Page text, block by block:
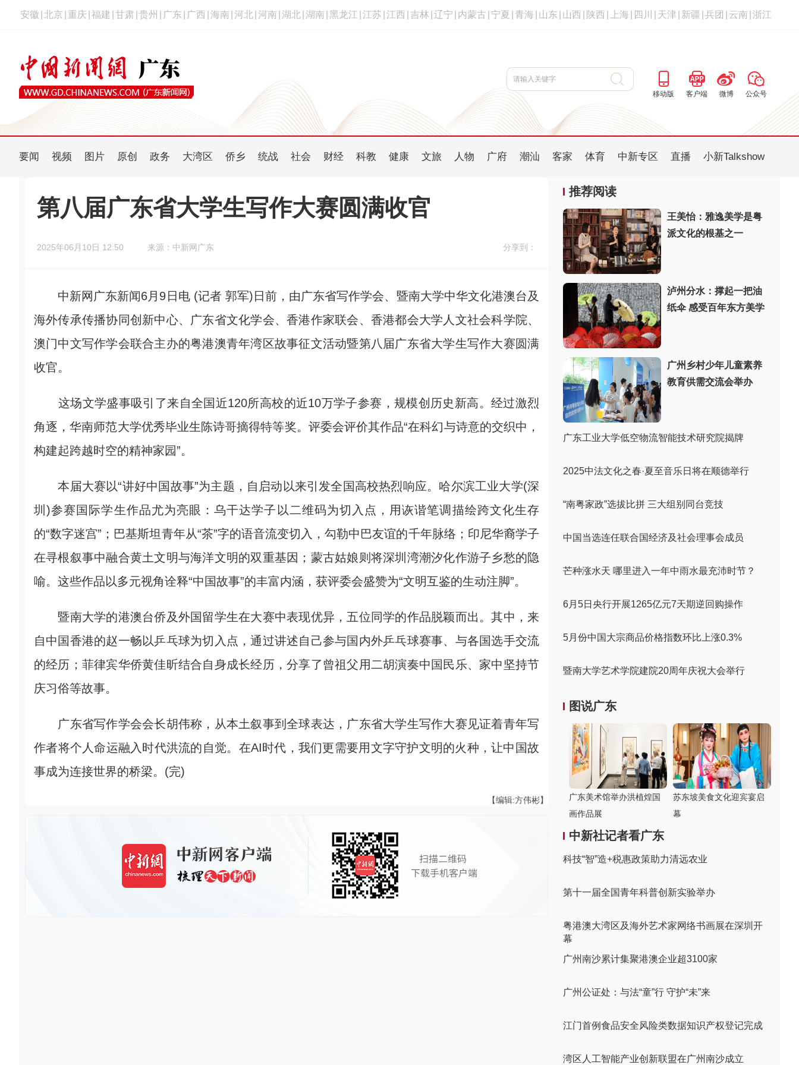
安徽 北京 重庆 福建 甘肃 贵州 广东 广西 海南 河北 河南 湖北 湖南 黑龙江 江苏 江西 吉林 辽宁 内蒙古 宁夏 青海 山东 山西 陕西 上海 四川 天津 新疆 兵团 云南 浙江
移动版 客户端 微博 公众号
要闻 视频 图片 原创 政务 大湾区 侨乡 统战 社会 财经 科教 健康 文旅 人物 广府 潮汕 客家 体育 中新专区 直播 小新Talkshow
第八届广东省大学生写作大赛圆满收官
2025年06月10日 12:50 来源：中新网广东 分享到：
中新网广东新闻6月9日电 (记者 郭军)日前，由广东省写作学会、暨南大学中华文化港澳台及
海外传承传播协同创新中心、广东省文化学会、香港作家联会、香港都会大学人文社会科学院、
澳门中文写作学会联合主办的粤港澳青年湾区故事征文活动暨第八届广东省大学生写作大赛圆满
收官。
这场文学盛事吸引了来自全国近120所高校的近10万学子参赛，规模创历史新高。经过激烈
角逐，华南师范大学优秀毕业生陈诗哥摘得特等奖。评委会评价其作品“在科幻与诗意的交织中，
构建起跨越时空的精神家园”。
本届大赛以“讲好中国故事”为主题，自启动以来引发全国高校热烈响应。哈尔滨工业大学(深
圳)参赛国际学生作品尤为亮眼：乌干达学子以二维码为切入点，用诙谐笔调描绘跨文化生存
的“数字迷宫”；巴基斯坦青年从“茶”字的语音流变切入，勾勒中巴友谊的千年脉络；印尼华裔学子
在寻根叙事中融合黄土文明与海洋文明的双重基因；蒙古姑娘则将深圳湾潮汐化作游子乡愁的隐
喻。这些作品以多元视角诠释“中国故事”的丰富内涵，获评委会盛赞为“文明互鉴的生动注脚”。
暨南大学的港澳台侨及外国留学生在大赛中表现优异，五位同学的作品脱颖而出。其中，来
自中国香港的赵一畅以乒乓球为切入点，通过讲述自己参与国内外乒乓球赛事、与各国选手交流
的经历；菲律宾华侨黄佳昕结合自身成长经历，分享了曾祖父用二胡演奏中国民乐、家中坚持节
庆习俗等故事。
广东省写作学会会长胡伟称，从本土叙事到全球表达，广东省大学生写作大赛见证着青年写
作者将个人命运融入时代洪流的自觉。在AI时代，我们更需要用文字守护文明的火种，让中国故
事成为连接世界的桥梁。(完)
【编辑:方伟彬】
推荐阅读
王美怡：雅逸美学是粤
派文化的根基之一
泸州分水：撑起一把油
纸伞 感受百年东方美学
广州乡村少年儿童素养
教育供需交流会举办
广东工业大学低空物流智能技术研究院揭牌
2025中法文化之春·夏至音乐日将在顺德举行
“南粤家政”选拔比拼 三大组别同台竞技
中国当选连任联合国经济及社会理事会成员
芒种涨水天 哪里进入一年中雨水最充沛时节？
6月5日央行开展1265亿元7天期逆回购操作
5月份中国大宗商品价格指数环比上涨0.3%
暨南大学艺术学院建院20周年庆祝大会举行
图说广东
广东美术馆举办洪植煌国
画作品展
苏东坡美食文化迎宾宴启
幕
中新社记者看广东
科技“智”造+税惠政策助力清远农业
第十一届全国青年科普创新实验举办
粤港澳大湾区及海外艺术家网络书画展在深圳开
幕
广州南沙累计集聚港澳企业超3100家
广州公证处：与法“童”行 守护“未”来
江门首例食品安全风险类数据知识产权登记完成
湾区人工智能产业创新联盟在广州南沙成立